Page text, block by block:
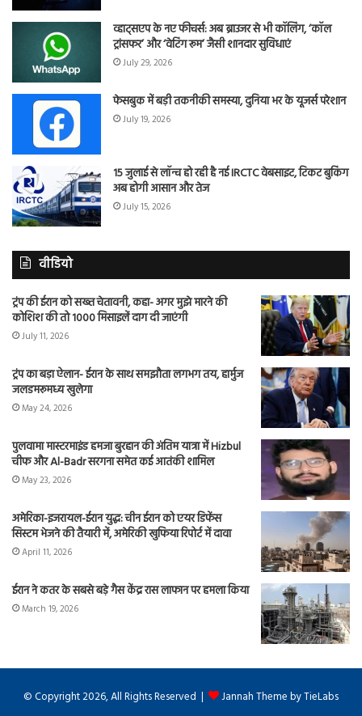
व्हाट्सएप के नए फीचर्स: अब ब्राउजर से भी कॉलिंग, ‘कॉल
ट्रांसफर’ और ‘वेटिंग रूम’ जैसी शानदार सुविधाएं
July 29, 2026
फेसबुक में बड़ी तकनीकी समस्या, दुनिया भर के यूजर्स परेशान
July 19, 2026
15 जुलाई से लॉन्च हो रही है नई IRCTC वेबसाइट, टिकट बुकिंग
अब होगी आसान और तेज
July 15, 2026
वीडियो
ट्रंप की ईरान को सख्त चेतावनी, कहा- अगर मुझे मारने की
कोशिश की तो 1000 मिसाइलें दाग दी जाएंगी
July 11, 2026
ट्रंप का बड़ा ऐलान- ईरान के साथ समझौता लगभग तय, हार्मुज
जलडमरूमध्य खुलेगा
May 24, 2026
पुलवामा मास्टरमाइंड हमजा बुरहान की अंतिम यात्रा में Hizbul
चीफ और Al-Badr सरगना समेत कई आतंकी शामिल
May 23, 2026
अमेरिका-इजरायल-ईरान युद्ध: चीन ईरान को एयर डिफेंस
सिस्टम भेजने की तैयारी में, अमेरिकी खुफिया रिपोर्ट में दावा
April 11, 2026
ईरान ने कतर के सबसे बड़े गैस केंद्र रास लाफान पर हमला किया
March 19, 2026
© Copyright 2026, All Rights Reserved | Jannah Theme by TieLabs